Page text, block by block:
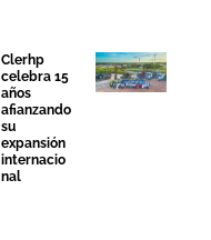
Clerhp
celebra 15
años
afianzando
su
expansión
internacio
nal